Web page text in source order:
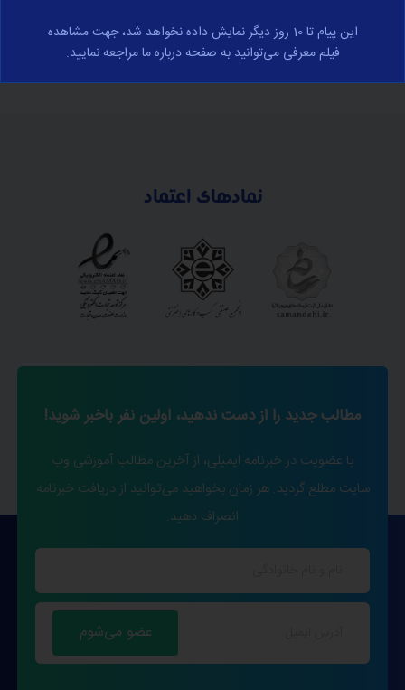
ورود
نمادهای اعتماد
مطالب جدید را از دست ندهید، اولین نفر باخبر شوید!
با عضویت در خبرنامه ایمیلی، از آخرین مطالب آموزشی وب
سایت مطلع گردید. هر زمان بخواهید می‌توانید از دریافت خبرنامه
انصراف دهید.
این پیام تا 10 روز دیگر نمایش داده نخواهد شد، جهت مشاهده
فیلم معرفی می‌توانید به صفحه درباره ما مراجعه نمایید.